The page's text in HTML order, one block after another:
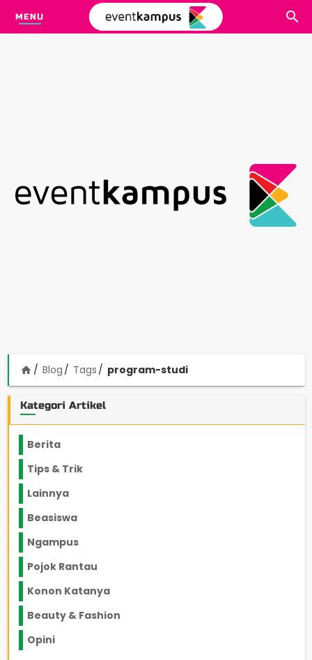
MENU
home Blog Tags program-studi
Kategori Artikel
Berita
Tips & Trik
Lainnya
Beasiswa
Ngampus
Pojok Rantau
Konon Katanya
Beauty & Fashion
Opini